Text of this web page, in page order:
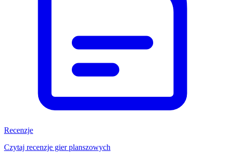
Recenzje
Czytaj recenzje gier planszowych